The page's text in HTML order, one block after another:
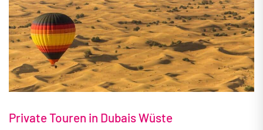
Private Touren in Dubais Wüste